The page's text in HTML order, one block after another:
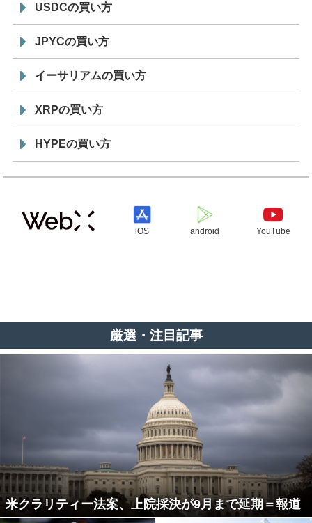
USDCの買い方
JPYCの買い方
イーサリアムの買い方
XRPの買い方
HYPEの買い方
iOS android YouTube
厳選・注目記事
米クラリティー法案、上院採決が9月まで延期＝報道